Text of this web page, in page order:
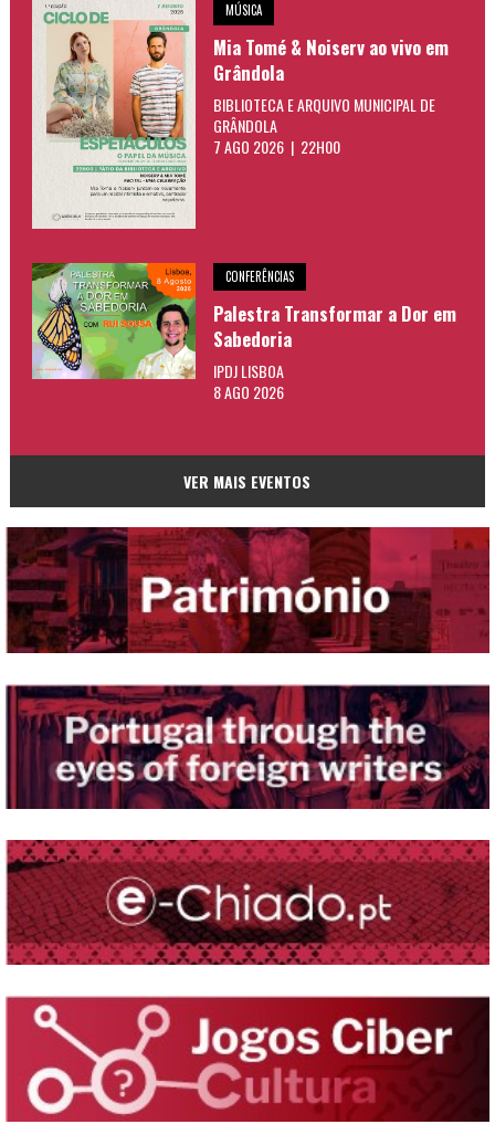
MÚSICA
Mia Tomé & Noiserv ao vivo em
Grândola
BIBLIOTECA E ARQUIVO MUNICIPAL DE
GRÂNDOLA
7 AGO 2026 | 22H00
CONFERÊNCIAS
Palestra Transformar a Dor em
Sabedoria
IPDJ LISBOA
8 AGO 2026
VER MAIS EVENTOS